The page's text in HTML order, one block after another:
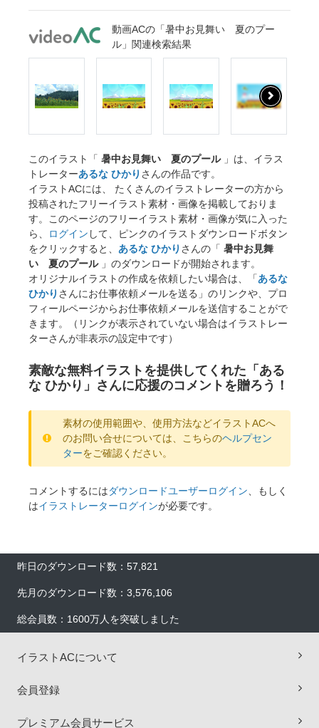
動画ACの「暑中お見舞い 夏のプー
ル」関連検索結果
このイラスト「 暑中お見舞い 夏のプール」は、イラス
トレーターあるな ひかり さんの作品です。
イラストACには、 たくさんのイラストレーターの方から
投稿されたフリーイラスト素材・画像を掲載しておりま
す。このページのフリーイラスト素材・画像が気に入った
ら、
ログイン して、ピンクのイラストダウンロードボタン
をクリックすると、 あるな ひかり さんの「 暑中お見舞
い 夏のプール」のダウンロードが開始されます。
オリジナルイラストの作成を依頼したい場合は、「あるな
ひかり さんにお仕事依頼メールを送る」のリンクや、プロ
フィールページからお仕事依頼メールを送信することがで
きます。（リンクが表示されていない場合はイラストレー
ターさんが非表示の設定中です）
素敵な無料イラストを提供してくれた「ある
な ひかり」さんに応援のコメントを贈ろう！
素材の使用範囲や、使用方法などイラストACへ
のお問い合せについては、こちらのヘルプセン
ターをご確認ください。
コメントするにはダウンロードユーザーログイン 、もしく
はイラストレーターログインが必要です。
昨日のダウンロード数：57,821
先月のダウンロード数：3,576,106
総会員数：1600万人を突破しました
イラストACについて
会員登録
プレミアム会員サービス